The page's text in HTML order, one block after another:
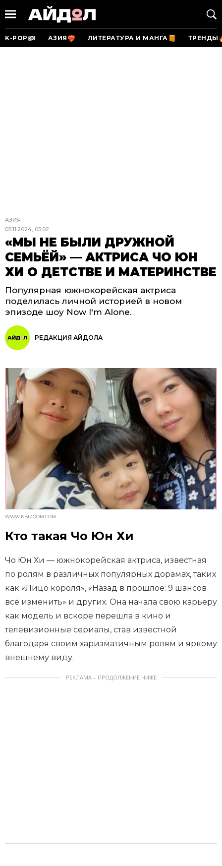
K-POP АЗИЯ ЛИТЕРАТУРА И МАНГА ТРЕНДЫ
АЗИЯ
05.11.2024, 05:02
«МЫ НЕ БЫЛИ ДРУЖНОЙ
СЕМЬЁЙ» — АКТРИСА ЧО ЮН
ХИ О ДЕТСТВЕ И МАТЕРИНСТВЕ
Популярная южнокорейская актриса
поделилась личной историей в новом
эпизоде шоу Now I'm Alone.
РЕДАКЦИЯ АЙДОЛА
WWW.KBIZOOM.COM
Кто такая Чо Юн Хи
Чо Юн Хи — южнокорейская актриса, известная
по ролям в различных популярных дорамах, таких
как «Лицо короля», «Назад в прошлое: 9 шансов
всё изменить» и других. Она начала свою карьеру
как модель и вскоре перешла в кино и
телевизионные сериалы, став известной
благодаря своим харизматичным ролям и яркому
внешнему виду.
РЕКЛАМА – ПРОДОЛЖЕНИЕ НИЖЕ